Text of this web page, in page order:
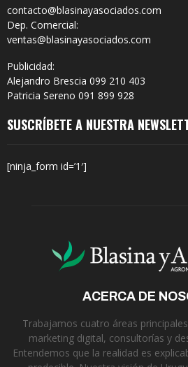
contacto@blasinayasociados.com
Dep. Comercial:
ventas@blasinayasociados.com
Publicidad:
Alejandro Brescia 099 210 403
Patricia Sereno 091 899 928
SUSCRÍBETE A NUESTRA
[ninja_form id=’1′]
ACERCA DE
Trabajamos cuatro áreas
marketing digital, consultorías y
Entendemos que la realidad es